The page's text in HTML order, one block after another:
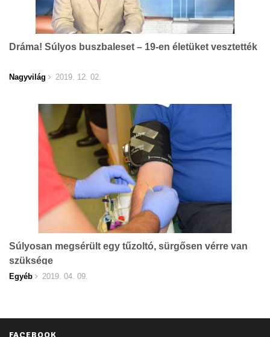
Dráma! Súlyos buszbaleset – 19-en életüket vesztették
Nagyvilág 2019. 12. 02.
Súlyosan megsérült egy tűzoltó, sürgősen vérre van
szüksége
Egyéb 2019. 04. 09.
FACEBOOK